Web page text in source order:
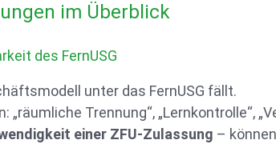
im Überblick
des FernUSG
unter das FernUSG fällt.
„räumliche Trennung“, „Lernkontrolle“,
einer ZFU-Zulassung –